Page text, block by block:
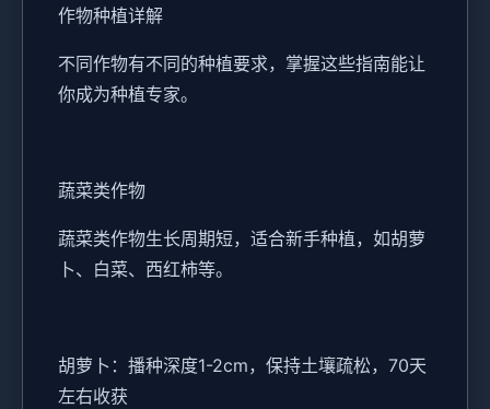
作物种植详解
不同作物有不同的种植要求，掌握这些指南能让
你成为种植专家。
蔬菜类作物
蔬菜类作物生长周期短，适合新手种植，如胡萝
卜、白菜、西红柿等。
胡萝卜：播种深度1-2cm，保持土壤疏松，70天
左右收获